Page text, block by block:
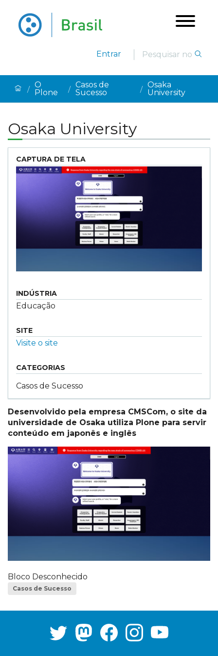
Entrar
/ O
Plone
/ Casos de
Sucesso
/ Osaka
University
Osaka University
CAPTURA DE TELA
INDÚSTRIA
Educação
SITE
Visite o site
CATEGORIAS
Casos de Sucesso
Desenvolvido pela empresa CMSCom, o site da
universidade de Osaka utiliza Plone para servir
conteúdo em japonês e inglês
Bloco Desconhecido
Casos de Sucesso